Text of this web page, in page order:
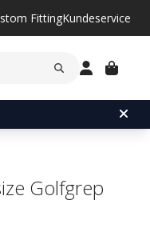
FittingKundeservice
Golfgrep